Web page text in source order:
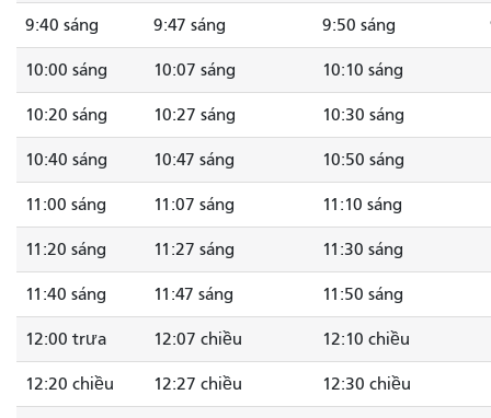
9:40 sáng 9:47 sáng 9:50 sáng
10:00 sáng 10:07 sáng 10:10 sáng
10:20 sáng 10:27 sáng 10:30 sáng
10:40 sáng 10:47 sáng 10:50 sáng
11:00 sáng 11:07 sáng 11:10 sáng
11:20 sáng 11:27 sáng 11:30 sáng
11:40 sáng 11:47 sáng 11:50 sáng
12:00 trưa 12:07 chiều 12:10 chiều
12:20 chiều 12:27 chiều 12:30 chiều